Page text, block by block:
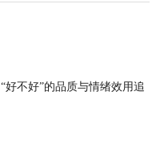
不好”的品质与情绪效用追